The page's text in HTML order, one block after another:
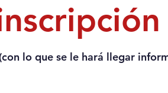
lo que se le hará llegar